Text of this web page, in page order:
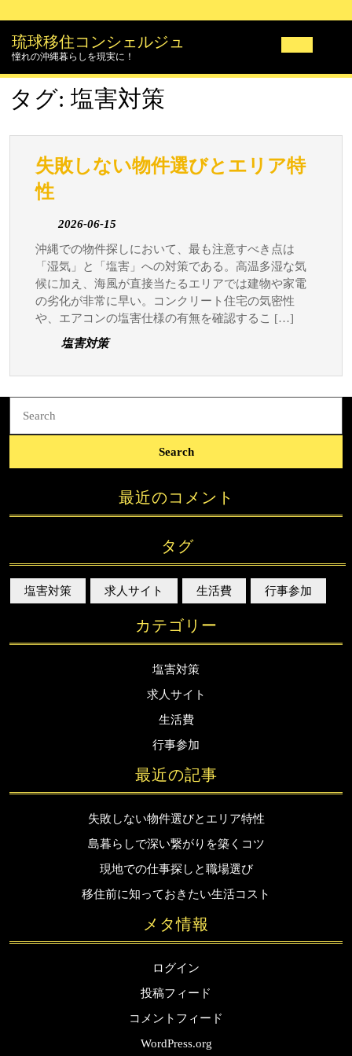
content
琉球移住コンシェルジュ
憧れの沖縄暮らしを現実に！
Open
タグ: 塩害対策
失敗しない物件選びとエリア特
性失
し
な
い
物
件
選
リ
特
2026-06-152026-
15
沖縄での物件探しにおいて、最も注意すべき点は
「湿気」と「塩害」への対策である。高温多湿な気
候に加え、海風が直接当たるエリアでは建物や家電
の劣化が非常に早い。コンクリート住宅の気密性
や、エアコンの塩害仕様の有無を確認するこ […]
塩害対策
for:
最近のコメント
タグ
塩害対策 求人サイト 生活費 行事参加
カテゴリー
塩害対策
求人サイト
生活費
行事参加
最近の記事
失敗しない物件選びとエリア特性
島暮らしで深い繋がりを築くコツ
現地での仕事探しと職場選び
移住前に知っておきたい生活コスト
メタ情報
ログイン
投稿フィード
コメントフィード
WordPress.org